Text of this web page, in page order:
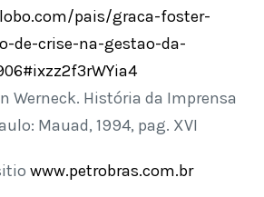
pais/graca-foster-
de-crise-na-gestao-da-
Werneck. História da Imprensa
Mauad, 1994, pag. XVI
www.petrobras.com.br